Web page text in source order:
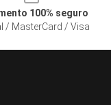
100% seguro
/ MasterCard / Visa